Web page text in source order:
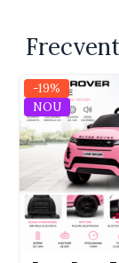
-19%
NOU